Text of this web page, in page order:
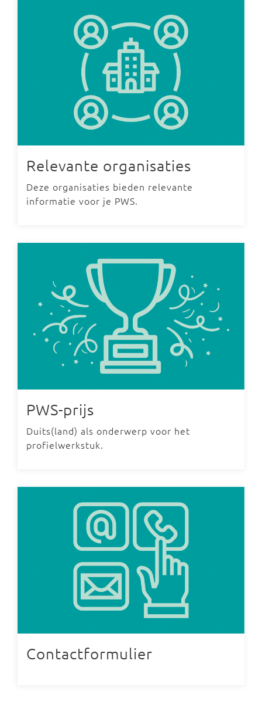
Relevante organisaties
Deze organisaties bieden relevante
informatie voor je PWS.
PWS-prijs
Duits(land) als onderwerp voor het
profielwerkstuk.
Contactformulier